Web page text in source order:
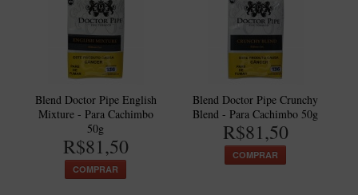
Blend Doctor Pipe English
Mixture - Para Cachimbo
50g
R$81,50
COMPRAR
Blend Doctor Pipe Crunchy
Blend - Para Cachimbo 50g
R$81,50
COMPRAR